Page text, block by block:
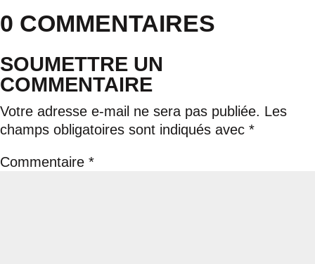
0 COMMENTAIRES
SOUMETTRE UN
COMMENTAIRE
Votre adresse e-mail ne sera pas publiée. Les
champs obligatoires sont indiqués avec *
Commentaire *